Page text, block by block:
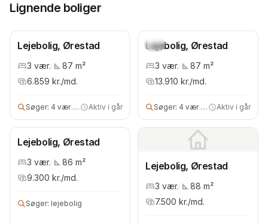
Lignende boliger
Lejebolig, Ørestad
3 vær.· 87 m²
6.859 kr./md.
Søger: 4 vær lejebolig Aktiv i går
Ny
Lejebolig, Ørestad
3 vær.· 87 m²
13.910 kr./md.
Søger: 4 vær bolig Aktiv i går
Lejebolig, Ørestad
3 vær.· 86 m²
9.300 kr./md.
Søger: lejebolig
Lejebolig, Ørestad
3 vær.· 88 m²
7.500 kr./md.